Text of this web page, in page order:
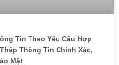
Tin Theo Yêu Cầu Hợp
Thông Tin Chính Xác,
Mật